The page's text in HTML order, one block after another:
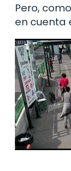
Pero,
en cuenta